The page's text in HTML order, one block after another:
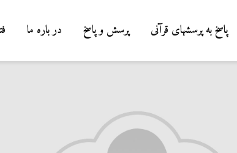
پاسخ به پرسشهای قرآنی پرسش و پاسخ در باره ما